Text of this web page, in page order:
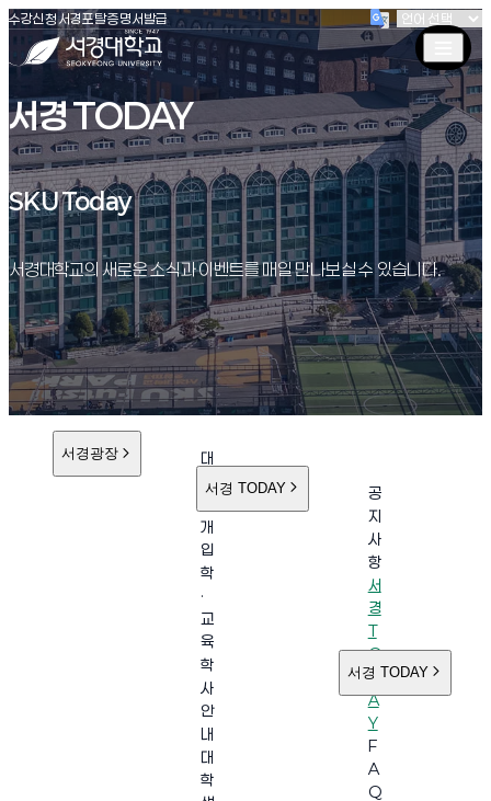
서경대학교
수강신청(새창 열림)
서경포탈(새창 열림)
증명서발급(새창 열림)
서경 TODAY
SKU Today
SKU Today
서경대학교의 새로운 소식과 이벤트를 매일 만나보실 수 있습니다.
서경광장
대
학
개
입
학
·
교
육
학
사
안
내
대
학
서경 TODAY
공
지
사
항
서
경
T
O
D
A
Y
F
A
Q
서경 TODAY